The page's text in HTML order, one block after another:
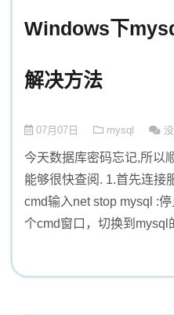
Windows下
解决方法
07月07日 mysql
今天数据库密码忘记,所以
能够很快查阅. 1.首先连接
cmd输入net stop mysql :
个cmd窗口，切换到mysql